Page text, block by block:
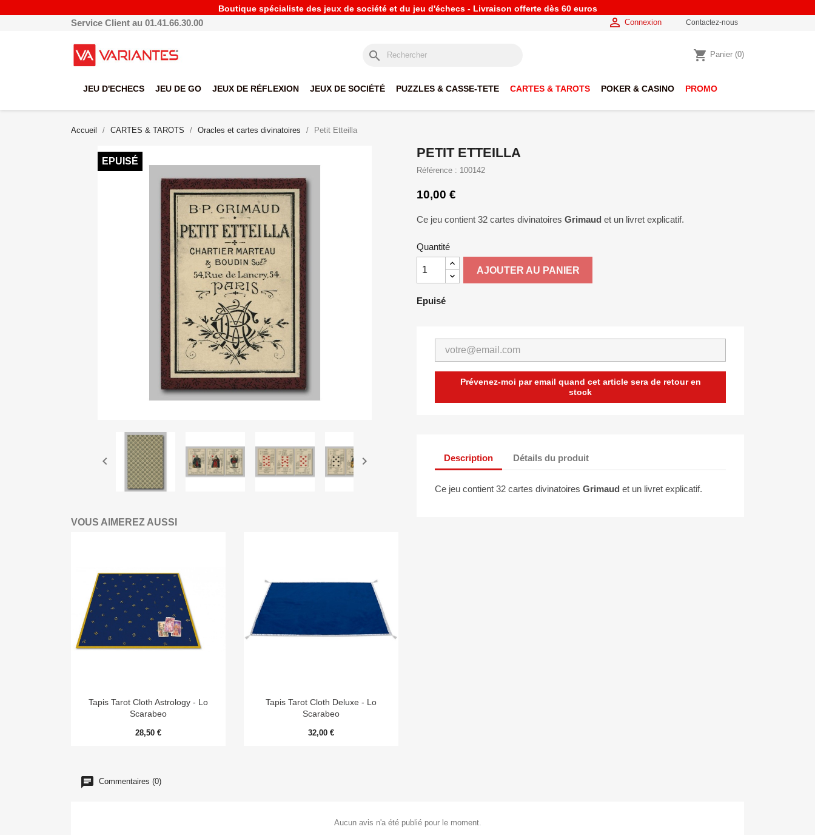
Boutique spécialiste des jeux de société et du jeu d'échecs - Livraison offerte dès 60 euros
Service Client au 01.41.66.30.00  Connexion Contactez-nous
search shopping_cart Panier (0)
JEU D'ECHECS JEU DE GO JEUX DE RÉFLEXION JEUX DE SOCIÉTÉ PUZZLES & CASSE-TETE CARTES & TAROTS POKER & CASINO PROMO
Accueil CARTES & TAROTS Oracles et cartes divinatoires Petit Etteilla
EPUISÉ
 
PETIT ETTEILLA
Référence : 100142
10,00 €
Ce jeu contient 32 cartes divinatoires Grimaud et un livret explicatif.
Quantité
AJOUTER AU PANIER
Epuisé
Prévenez-moi par email quand cet article sera de retour en
stock
Description Détails du produit
Ce jeu contient 32 cartes divinatoires Grimaud et un livret explicatif.
VOUS AIMEREZ AUSSI
Aperçu rapide
Tapis Tarot Cloth Astrology - Lo
Scarabeo
28,50 €
Aperçu rapide
Tapis Tarot Cloth Deluxe - Lo
Scarabeo
32,00 €
Commentaires (0)
Aucun avis n'a été publié pour le moment.